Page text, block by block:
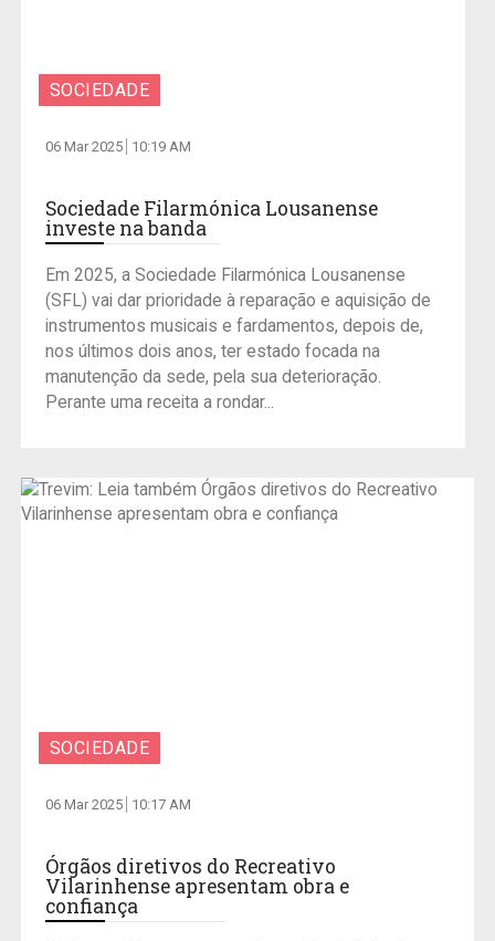
SOCIEDADE
06 Mar 2025 10:19 AM
Sociedade Filarmónica Lousanense
investe na banda
Em 2025, a Sociedade Filarmónica Lousanense
(SFL) vai dar prioridade à reparação e aquisição de
instrumentos musicais e fardamentos, depois de,
nos últimos dois anos, ter estado focada na
manutenção da sede, pela sua deterioração.
Perante uma receita a rondar...
SOCIEDADE
06 Mar 2025 10:17 AM
Órgãos diretivos do Recreativo
Vilarinhense apresentam obra e
confiança